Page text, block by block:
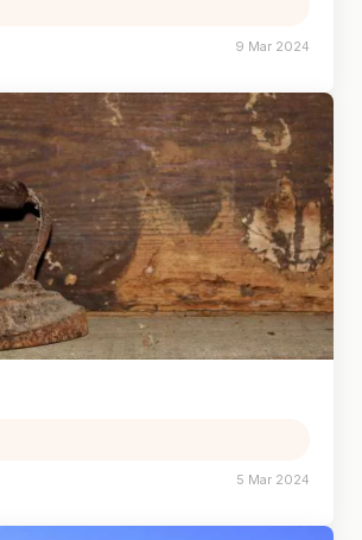
9 Mar 2024
5 Mar 2024